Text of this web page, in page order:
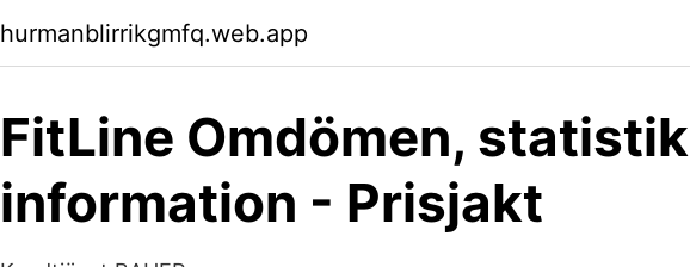
hurmanblirrikgmfq.web.app
FitLine Omdömen,
information - Prisjakt